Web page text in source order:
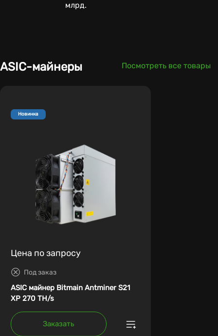
млрд.
ASIC-майнеры Посмотреть все товары
Новинка
Цена по запросу
Под заказ
ASIC майнер Bitmain Antminer S21
XP 270 TH/s
Заказать